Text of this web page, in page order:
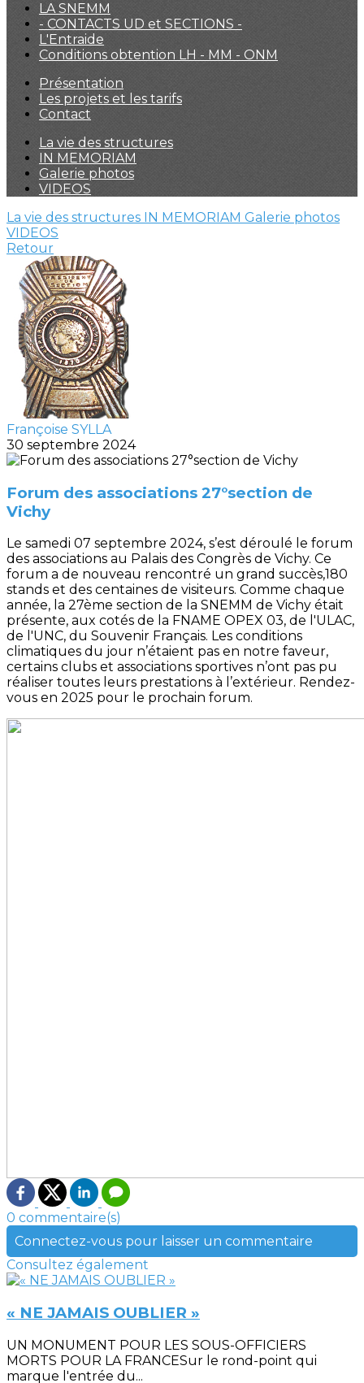
LA SNEMM
- CONTACTS UD et SECTIONS -
L'Entraide
Conditions obtention LH - MM - ONM
Présentation
Les projets et les tarifs
Contact
La vie des structures
IN MEMORIAM
Galerie photos
VIDEOS
La vie des structures IN MEMORIAM Galerie photos
VIDEOS
Retour
Françoise SYLLA
30 septembre 2024
Forum des associations 27°section de
Vichy
Le samedi 07 septembre 2024, s’est déroulé le forum
des associations au Palais des Congrès de Vichy. Ce
forum a de nouveau rencontré un grand succès,180
stands et des centaines de visiteurs. Comme chaque
année, la 27ème section de la SNEMM de Vichy était
présente, aux cotés de la FNAME OPEX 03, de l'ULAC,
de l'UNC, du Souvenir Français. Les conditions
climatiques du jour n’étaient pas en notre faveur,
certains clubs et associations sportives n’ont pas pu
réaliser toutes leurs prestations à l’extérieur. Rendez-
vous en 2025 pour le prochain forum.
0 commentaire(s)
Connectez-vous pour laisser un commentaire
Consultez également
« NE JAMAIS OUBLIER »
UN MONUMENT POUR LES SOUS-OFFICIERS
MORTS POUR LA FRANCESur le rond-point qui
marque l'entrée du...